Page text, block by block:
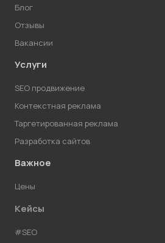
Блог
Отзывы
Вакансии
Услуги
SEO продвижение
Контекстная реклама
Таргетированная реклама
Разработка сайтов
Важное
Цены
Кейсы
#SEO